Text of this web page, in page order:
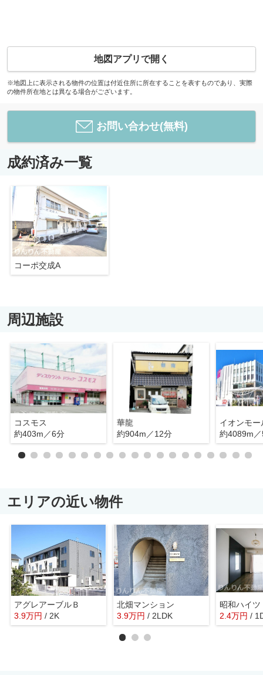
地図アプリで開く
※地図上に表示される物件の位置は付近住所に所在することを表すものであり、実際
の物件所在地とは異なる場合がございます。
お問い合わせ(無料)
成約済み一覧
コーポ交成A
周辺施設
コスモス
約403m／6分
華龍
約904m／12分
イオンモー
約4089m
エリアの近い物件
アグレアーブルＢ
3.9万円 / 2K
北畑マンション
3.9万円 / 2LDK
昭和ハイツ
2.4万円 /